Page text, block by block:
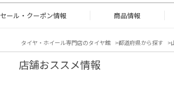
セール・クーポン情報 商品情報
タイヤ・ホイール専門店のタイヤ館 都道府県から探す
店舗おススメ情報